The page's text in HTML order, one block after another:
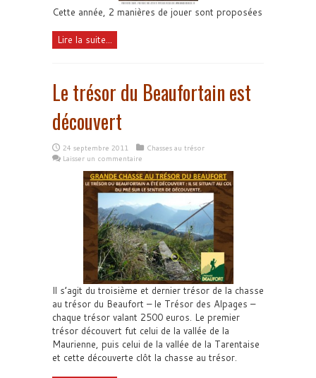
Cette année, 2 manières de jouer sont proposées
Lire la suite...
Le trésor du Beaufortain est
découvert
24 septembre 2011
Chasses au trésor
Laisser un commentaire
Il s’agit du troisième et dernier trésor de la chasse
au trésor du Beaufort – le Trésor des Alpages –
chaque trésor valant 2500 euros. Le premier
trésor découvert fut celui de la vallée de la
Maurienne, puis celui de la vallée de la Tarentaise
et cette découverte clôt la chasse au trésor.